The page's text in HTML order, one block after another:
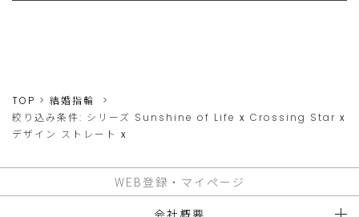
TOP
結婚指輪
絞り込み条件: シリーズ Sunshine of Life x Crossing Star x
デザイン ストレート x
WEB登録・マイページ